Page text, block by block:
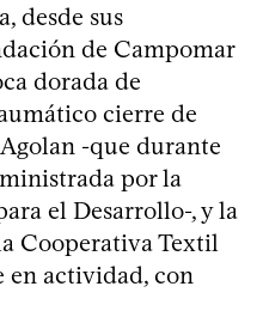
desde sus
de Campomar
dorada de
cierre de
-que durante
por la
el Desarrollo-, y la
Cooperativa Textil
en actividad, con